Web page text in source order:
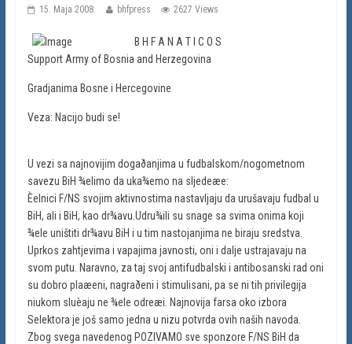
15. Maja 2008. bhfpress 2627 Views
B H F A N A T I C O S
Support Army of Bosnia and Herzegovina
Gradjanima Bosne i Hercegovine
Veza: Nacijo budi se!
U vezi sa najnovijim dogaðanjima u fudbalskom/nogometnom
savezu BiH ¾elimo da uka¾emo na sljedeæe:
Èelnici F/NS svojim aktivnostima nastavljaju da urušavaju fudbal u
BiH, ali i BiH, kao dr¾avu.Udru¾ili su snage sa svima onima koji
¾ele uništiti dr¾avu BiH i u tim nastojanjima ne biraju sredstva.
Uprkos zahtjevima i vapajima javnosti, oni i dalje ustrajavaju na
svom putu. Naravno, za taj svoj antifudbalski i antibosanski rad oni
su dobro plaæeni, nagraðeni i stimulisani, pa se ni tih privilegija
niukom sluèaju ne ¾ele odreæi. Najnovija farsa oko izbora
Selektora je još samo jedna u nizu potvrda ovih naših navoda.
Zbog svega navedenog POZIVAMO sve sponzore F/NS BiH da